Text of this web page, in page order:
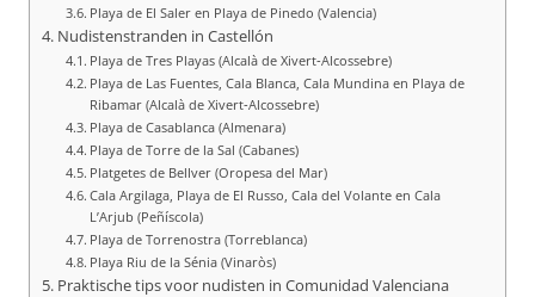
Playa de El Saler en Playa de Pinedo (Valencia)
Nudistenstranden in Castellón
Playa de Tres Playas (Alcalà de Xivert‑Alcossebre)
Playa de Las Fuentes, Cala Blanca, Cala Mundina en Playa de
Ribamar (Alcalà de Xivert‑Alcossebre)
Playa de Casablanca (Almenara)
Playa de Torre de la Sal (Cabanes)
Platgetes de Bellver (Oropesa del Mar)
Cala Argilaga, Playa de El Russo, Cala del Volante en Cala
L’Arjub (Peñíscola)
Playa de Torrenostra (Torreblanca)
Playa Riu de la Sénia (Vinaròs)
Praktische tips voor nudisten in Comunidad Valenciana